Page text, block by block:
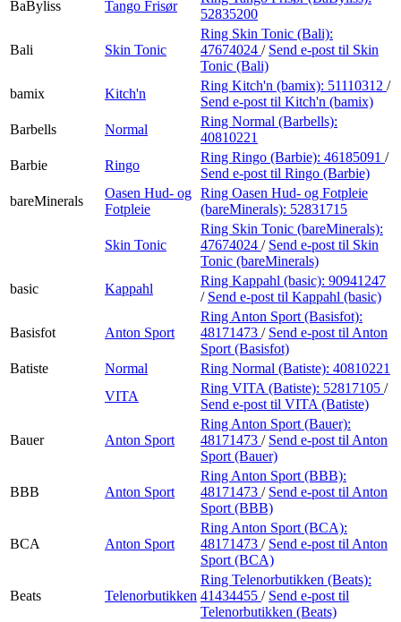
BaByliss
Tango Frisør
52835200
Bali Skin Tonic
Ring Skin Tonic (Bali):
47674024 / Send e-post til Skin
Tonic (Bali)
bamix
Kitch'n
Ring Kitch'n (bamix): 51110312 /
Send e-post til Kitch'n (bamix)
Barbells
Normal
Ring Normal (Barbells):
40810221
Barbie
Ringo
Ring Ringo (Barbie): 46185091 /
Send e-post til Ringo (Barbie)
bareMinerals
Oasen Hud- og
Fotpleie
Ring Oasen Hud- og Fotpleie
(bareMinerals): 52831715
Skin Tonic
Ring Skin Tonic (bareMinerals):
47674024 / Send e-post til Skin
Tonic (bareMinerals)
basic
Kappahl
Ring Kappahl (basic): 90941247
/ Send e-post til Kappahl (basic)
Basisfot Anton Sport
Ring Anton Sport (Basisfot):
48171473 / Send e-post til Anton
Sport (Basisfot)
Batiste
Normal Ring Normal (Batiste): 40810221
VITA
Ring VITA (Batiste): 52817105 /
Send e-post til VITA (Batiste)
Bauer Anton Sport
Ring Anton Sport (Bauer):
48171473 / Send e-post til Anton
Sport (Bauer)
BBB Anton Sport
Ring Anton Sport (BBB):
48171473 / Send e-post til Anton
Sport (BBB)
BCA Anton Sport
Ring Anton Sport (BCA):
48171473 / Send e-post til Anton
Sport (BCA)
Beats Telenorbutikken
Ring Telenorbutikken (Beats):
41434455 / Send e-post til
Telenorbutikken (Beats)